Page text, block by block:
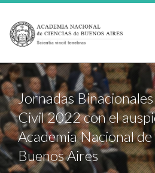
LA ACADEMIA
ACTIVIDADES
PUBLICACIONES
PREMIOS Y BECAS
NOTICIAS
Jornadas
Civil 2022 con el
Academia Nacional
Buenos Aires